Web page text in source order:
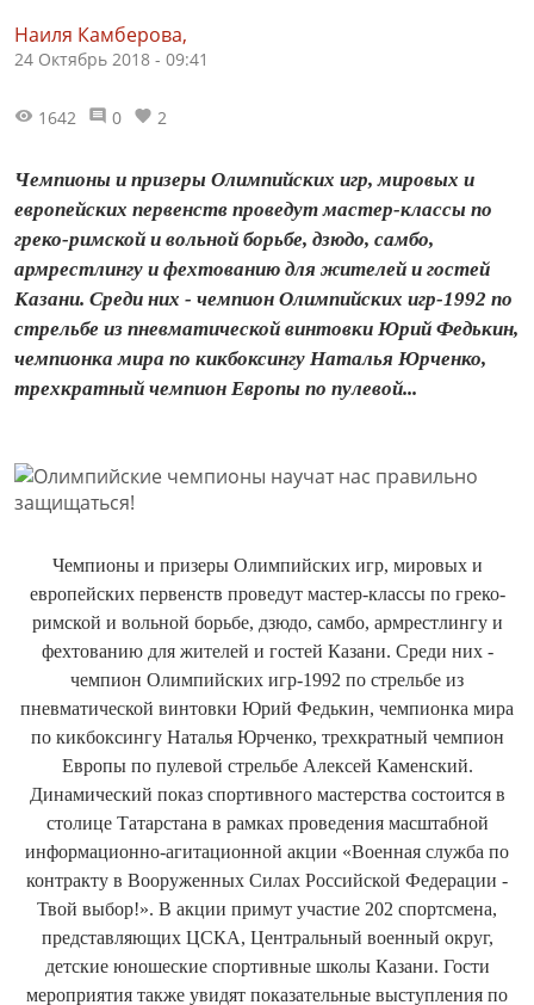
Наиля Камберова,
24 Октябрь 2018 - 09:41
1642 0 2
Чемпионы и призеры Олимпийских игр, мировых и
европейских первенств проведут мастер-классы по
греко-римской и вольной борьбе, дзюдо, самбо,
армрестлингу и фехтованию для жителей и гостей
Казани. Среди них - чемпион Олимпийских игр-1992 по
стрельбе из пневматической винтовки Юрий Федькин,
чемпионка мира по кикбоксингу Наталья Юрченко,
трехкратный чемпион Европы по пулевой...
Чемпионы и призеры Олимпийских игр, мировых и
европейских первенств проведут мастер-классы по греко-
римской и вольной борьбе, дзюдо, самбо, армрестлингу и
фехтованию для жителей и гостей Казани. Среди них -
чемпион Олимпийских игр-1992 по стрельбе из
пневматической винтовки Юрий Федькин, чемпионка мира
по кикбоксингу Наталья Юрченко, трехкратный чемпион
Европы по пулевой стрельбе Алексей Каменский.
Динамический показ спортивного мастерства состоится в
столице Татарстана в рамках проведения масштабной
информационно-агитационной акции «Военная служба по
контракту в Вооруженных Силах Российской Федерации -
Твой выбор!». В акции примут участие 202 спортсмена,
представляющих ЦСКА, Центральный военный округ,
детские юношеские спортивные школы Казани. Гости
мероприятия также увидят показательные выступления по